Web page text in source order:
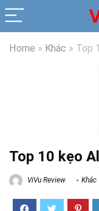
Home » Khác » Top
Top 10 kẹo
ViVu Review Khác